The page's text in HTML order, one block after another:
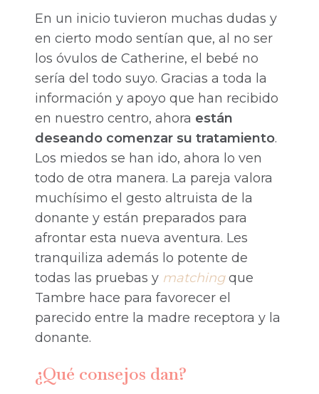
En un inicio tuvieron muchas dudas y
en cierto modo sentían que, al no ser
los óvulos de Catherine, el bebé no
sería del todo suyo. Gracias a toda la
información y apoyo que han recibido
en nuestro centro, ahora están
deseando comenzar su tratamiento.
Los miedos se han ido, ahora lo ven
todo de otra manera. La pareja valora
muchísimo el gesto altruista de la
donante y están preparados para
afrontar esta nueva aventura. Les
tranquiliza además lo potente de
todas las pruebas y matchingque
Tambre hace para favorecer el
parecido entre la madre receptora y la
donante.
¿Qué consejos dan?